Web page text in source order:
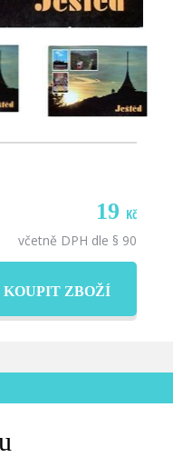
19 Kč
včetně DPH dle § 90
KOUPIT ZBOŽÍ